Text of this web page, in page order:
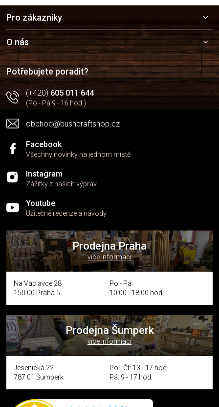
a
t
í
Pro zákazníky
O nás
Potřebujete poradit?
(+420)605 011 644
(Po - Pá 9 - 16 hod.)
obchod@bushcraftshop.cz
Facebook
Všechny novinky na jednom místě
Instagram
Zážitky z našich výprav
Youtube
Užitečné recenze a návody
Prodejna Praha
více informací
Na Václavce 28
150 00 Praha 5
Po - Pá:
10:00 - 18:00 hod.
Prodejna Šumperk
více informací
Jesenická 22
787 01 Šumperk
Po - Čt: 13 - 17 hod.
Pá: 9 - 17 hod.